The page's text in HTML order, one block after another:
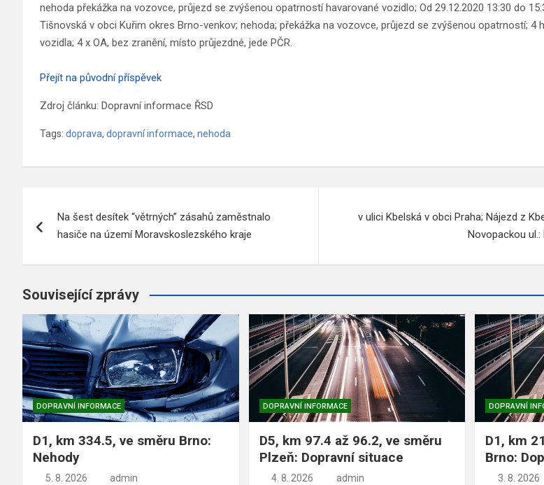
nehoda překážka na vozovce, průjezd se zvýšenou opatrností havarované vozidlo; Od 29.12.2020 13:30 do
Tišnovská v obci Kuřim okres Brno-venkov; nehoda; překážka na vozovce, průjezd se zvýšenou opatrností; 4
vozidla; 4 x OA, bez zranění, místo průjezdné, jede PČR.
Přejít na původní příspěvek
Zdroj článku: Dopravní informace ŘSD
Tags: doprava, dopravní informace, nehoda
pro
příspěvek
Na šest desítek “větrných” zásahů zaměstnalo
hasiče na území Moravskoslezského kraje
v ulici Kbelská v obci Praha; Nájezd z
Novopackou ul.:
Související zprávy
DOPRAVNÍ INFORMACE
D1, km 334.5, ve směru Brno:
Nehody
5. 8. 2026 admin
DOPRAVNÍ INFORMACE
D5, km 97.4 až 96.2, ve směru
Plzeň: Dopravní situace
4. 8. 2026 admin
DOPRAVNÍ
D1, km
Brno:
3. 8. 2026